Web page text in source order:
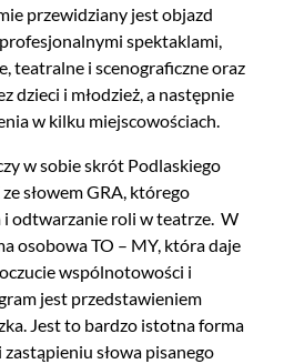
przewidziany jest objazd
spektaklami,
teatralne i scenograficzne oraz
dzieci i młodzież, a następnie
w kilku miejscowościach.
w sobie skrót Podlaskiego
słowem GRA, którego
i odtwarzanie roli w teatrze. W
osobowa TO – MY, która daje
wspólnotowości i
jest przedstawieniem
Jest to bardzo istotna forma
słowa pisanego